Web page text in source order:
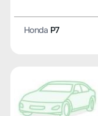
Honda P7